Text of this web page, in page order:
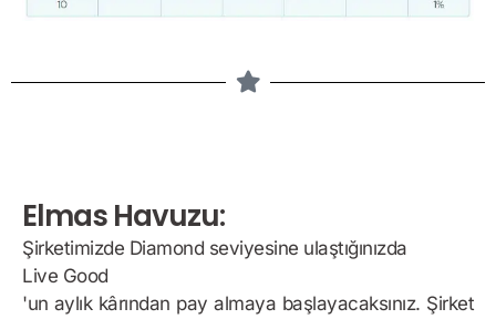
Elmas Havuzu:
Şirketimizde Diamond seviyesine ulaştığınızda
Live Good
'un aylık kârından pay almaya başlayacaksınız. Şirket